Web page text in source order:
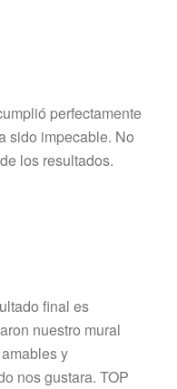
perfectamente
sido impecable. No
los resultados.
final es
nuestro mural
y
nos gustara. TOP